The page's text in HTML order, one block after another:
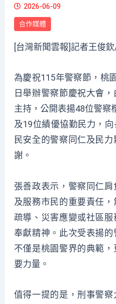
2026-06-09
合作媒體
[台灣新聞雲報]記者王俊
為慶祝115年警察節，桃
日舉辦警察節慶祝大會
主持，公開表揚48位警察
及19位績優協勤民力，
民安全的警察同仁及民
謝。
張善政表示，警察同仁
及服務市民的重要責任
疏導、災害應變或社區
奉獻精神。此次受表揚的
不僅是桃園警界的典範
要力量。
值得一提的是，刑事警